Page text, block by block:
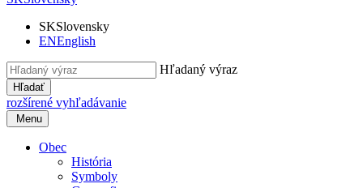
SKSlovensky
ENEnglish
Hľadaný výraz
Hľadať
rozšírené vyhľadávanie
Menu
Obec
História
Symboly